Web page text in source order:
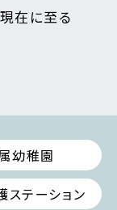
在に至る
幼稚園
ステーション